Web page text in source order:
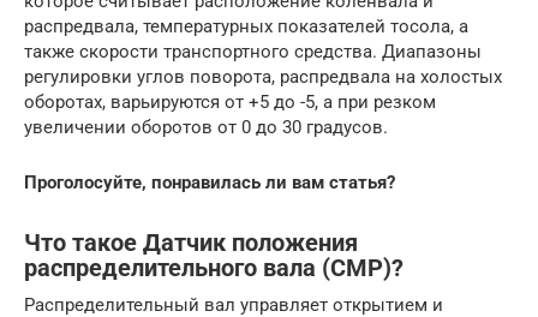
распредвала, температурных показателей тосола, а
также скорости транспортного средства. Диапазоны
регулировки углов поворота, распредвала на холостых
оборотах, варьируются от +5 до -5, а при резком
увеличении оборотов от 0 до 30 градусов.
Проголосуйте, понравилась ли вам статья?
Что такое Датчик положения
распределительного вала (CMP)?
Распределительный вал управляет открытием и